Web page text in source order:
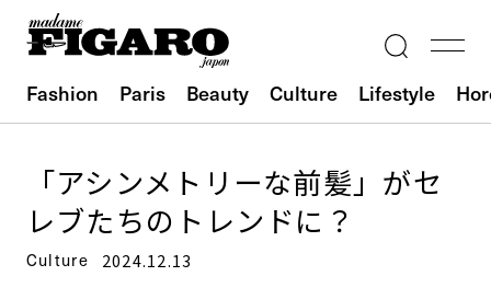
Fashion Paris Beauty Culture Lifestyle
「アシンメトリーな前髪」がセ
レブたちのトレンドに？
Culture 2024.12.13